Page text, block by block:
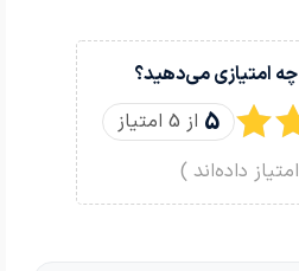
امتیازی می‌دهید؟
5 از 5 امتیاز
داده‌اند )